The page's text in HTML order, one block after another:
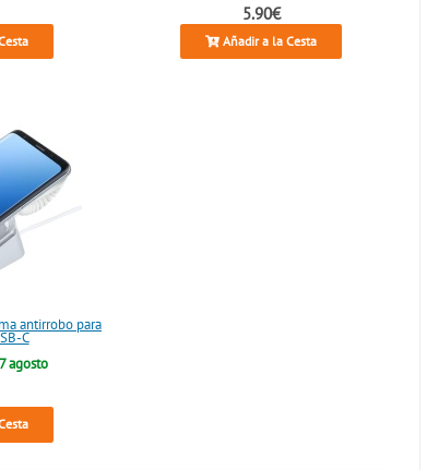
5.90€
Añadir a la Cesta
antirrobo para
C
agosto